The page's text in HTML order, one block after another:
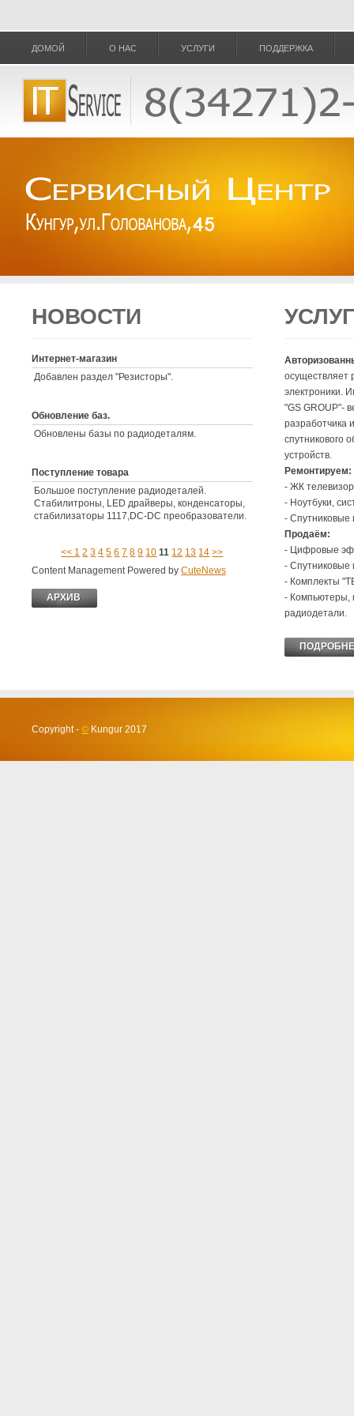
ДОМОЙ О НАС УСЛУГИ ПОДДЕРЖКА
НОВОСТИ
Интернет-магазин
Добавлен раздел "Резисторы".
Комментариев
Обновление баз.
Обновлены базы по радиодеталям.
Комментариев
Поступление товара
Большое поступление радиодеталей.
Стабилитроны, LED драйверы, конденсаторы,
стабилизаторы 1117,DC-DC преобразователи.
Комментариев
<< 1 2 3 4 5 6 7 8 9 10 11 12 13 14 >>
Content Management Powered by Cute News
АРХИВ
АРХИВ
осуществляет
электроники.
"GS GROUP"-
разработчика
спутникового
устройств.
Ремонтируем:
- ЖК
- Ноутбуки,
-
Продаём:
- Цифровые
-
- Комплекты
- Компьютеры,
радиодетали.
Copyright - © Kungur 2017